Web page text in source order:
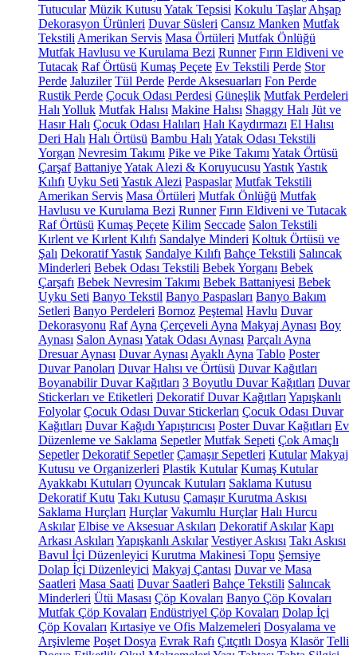
Tutucular Müzik Kutusu Yatak Tepsisi Kokulu Taşlar Ahşap
Dekorasyon Ürünleri Duvar Süsleri Cansız Manken Mutfak
Tekstili Amerikan Servis Masa Örtüleri Mutfak Önlüğü
Mutfak Havlusu ve Kurulama Bezi Runner Fırın Eldiveni ve
Tutacak Raf Örtüsü Kumaş Peçete Ev Tekstili Perde Stor
Perde Jaluziler Tül Perde Perde Aksesuarları Fon Perde
Rustik Perde Çocuk Odası Perdesi Güneşlik Mutfak Perdeleri
Halı Yolluk Mutfak Halısı Makine Halısı Shaggy Halı Jüt ve
Hasır Halı Çocuk Odası Halıları Halı Kaydırmazı El Halısı
Deri Halı Halı Örtüsü Bambu Halı Yatak Odası Tekstili
Yorgan Nevresim Takımı Pike ve Pike Takımı Yatak Örtüsü
Çarşaf BattaniyeYatak Alezi & Koruyucusu YastıkYastık
Kılıfı Uyku Seti Yastık Alezi Paspaslar Mutfak Tekstili
Amerikan Servis Masa Örtüleri Mutfak Önlüğü Mutfak
Havlusu ve Kurulama Bezi Runner Fırın Eldiveni ve Tutacak
Raf Örtüsü Kumaş Peçete Kilim Seccade Salon Tekstili
Kırlent ve Kırlent Kılıfı Sandalye Minderi Koltuk Örtüsü ve
Şalı Dekoratif Yastık Sandalye Kılıfı Bahçe Tekstili Salıncak
Minderleri Bebek Odası Tekstili Bebek Yorganı Bebek
Çarşafı Bebek Nevresim Takımı Bebek Battaniyesi Bebek
Uyku Seti Banyo Tekstil Banyo Paspasları Banyo Bakım
Setleri Banyo Perdeleri Bornoz Peştemal Havlu Duvar
Dekorasyonu Raf Ayna Çerçeveli Ayna Makyaj Aynası Boy
Aynası Salon Aynası Yatak Odası Aynası Parçalı Ayna
Dresuar Aynası Duvar Aynası Ayaklı Ayna Tablo Poster
Duvar Panoları Duvar Halısı ve Örtüsü Duvar Kağıtları
Boyanabilir Duvar Kağıtları 3 Boyutlu Duvar Kağıtları Duvar
Stickerları ve Etiketleri Dekoratif Duvar Kağıtları Yapışkanlı
Folyolar Çocuk Odası Duvar Stickerları Çocuk Odası Duvar
Kağıtları Duvar Kağıdı Yapıştırıcısı Poster Duvar Kağıtları Ev
Düzenleme ve Saklama Sepetler Mutfak Sepeti Çok Amaçlı
Sepetler Dekoratif Sepetler Çamaşır Sepetleri Kutular Makyaj
Kutusu ve Organizerleri Plastik Kutular Kumaş Kutular
Ayakkabı Kutuları Oyuncak Kutuları Saklama Kutusu
Dekoratif Kutu Takı Kutusu Çamaşır Kurutma Askısı
Saklama Hurçları Hurçlar Vakumlu Hurçlar Halı Hurcu
Askılar Elbise ve Aksesuar Askıları Dekoratif Askılar Kapı
Arkası Askıları Yapışkanlı Askılar Vestiyer Askısı Takı Askısı
Bavul İçi Düzenleyici Kurutma Makinesi Topu Şemsiye
Dolap İçi Düzenleyici Makyaj Çantası Duvar ve Masa
Saatleri Masa Saati Duvar Saatleri Bahçe Tekstili Salıncak
Minderleri Ütü Masası Çöp Kovaları Banyo Çöp Kovaları
Mutfak Çöp Kovaları Endüstriyel Çöp Kovaları Dolap İçi
Çöp Kovaları Kırtasiye ve Ofis Malzemeleri Dosyalama ve
Arşivleme Poşet Dosya Evrak Rafı Çıtçıtlı Dosya Klasör Telli